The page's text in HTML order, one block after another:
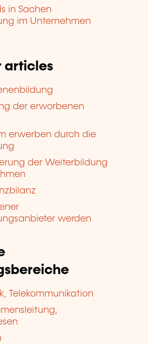
in Sachen
im Unternehmen
articles
der erworbenen
erwerben durch die
der Weiterbildung
werden
Telekommunikation